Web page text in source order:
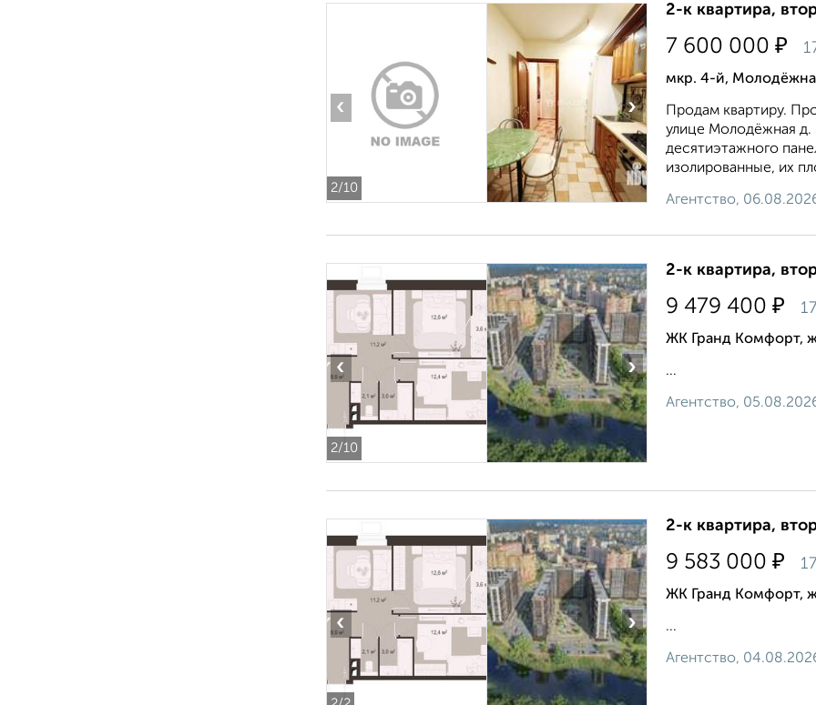
2/10
‹ ›
2-к квартира,
7 600 000 ₽
мкр. 4-й,
Продам квартиру.
улице Молодёжная д.
десятиэтажного
изолированные, их
Агентство,
2/10
‹ ›
2-к квартира,
9 479 400 ₽
ЖК Гранд Комфорт,
...
Агентство,
‹ ›
2-к квартира,
9 583 000 ₽
ЖК Гранд Комфорт,
...
Агентство,